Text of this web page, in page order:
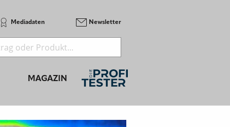
Mediadaten Newsletter
MAGAZIN